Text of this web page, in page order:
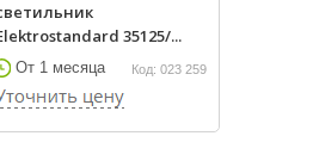
35125/...
От 1 месяца Код: 023 259